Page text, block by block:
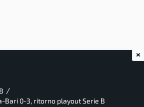
/
Bari 0-3, ritorno playout Serie B
×